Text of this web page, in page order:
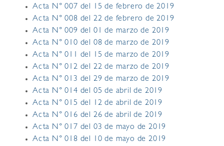
Acta N° 007 del 15 de febrero de 2019
Acta N° 008 del 22 de febrero de 2019
Acta N° 009 del 01 de marzo de 2019
Acta N° 010 del 08 de marzo de 2019
Acta N° 011 del 15 de marzo de 2019
Acta N° 012 del 22 de marzo de 2019
Acta N° 013 del 29 de marzo de 2019
Acta N° 014 del 05 de abril de 2019
Acta N° 015 del 12 de abril de 2019
Acta N° 016 del 26 de abril de 2019
Acta N° 017 del 03 de mayo de 2019
Acta N° 018 del 10 de mayo de 2019